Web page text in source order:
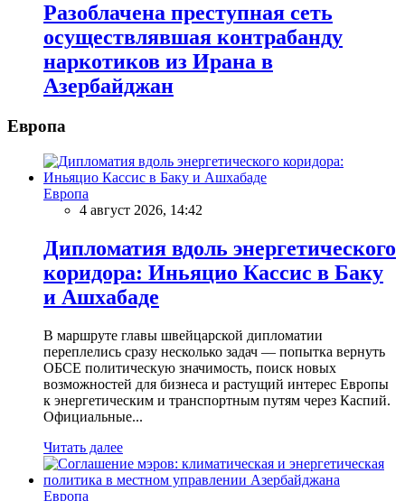
Разоблачена преступная сеть
осуществлявшая контрабанду
наркотиков из Ирана в
Азербайджан
Европа
Европа
4 август 2026, 14:42
Дипломатия вдоль энергетического
коридора: Иньяцио Кассис в Баку
и Ашхабаде
В маршруте главы швейцарской дипломатии
переплелись сразу несколько задач — попытка вернуть
ОБСЕ политическую значимость, поиск новых
возможностей для бизнеса и растущий интерес Европы
к энергетическим и транспортным путям через Каспий.
Официальные...
Читать далее
Европа